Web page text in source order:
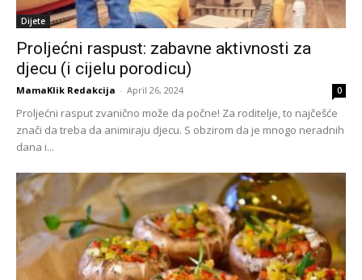
Dijete
Proljećni raspust: zabavne aktivnosti za
djecu (i cijelu porodicu)
MamaKlik Redakcija - April 26, 2024 0
Proljećni rasput zvanično može da počne! Za roditelje, to najčešće
znači da treba da animiraju djecu. S obzirom da je mnogo neradnih
dana i...